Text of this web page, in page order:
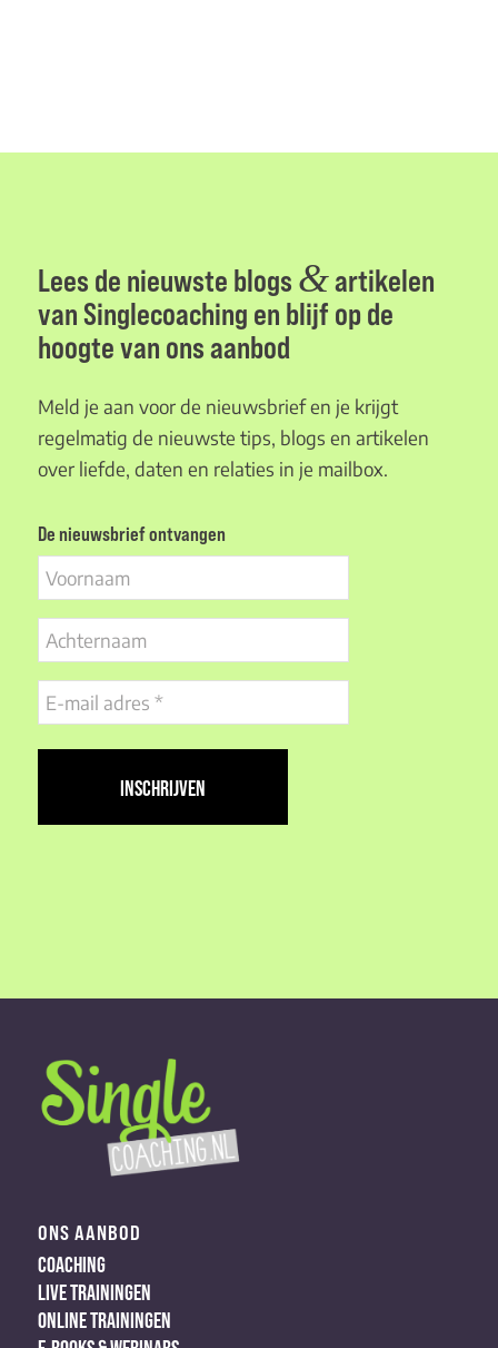
Lees de nieuwste blogs &artikelen
van Singlecoaching en blijf op de
hoogte van ons aanbod
Meld je aan voor de nieuwsbrief en je krijgt
regelmatig de nieuwste tips, blogs en artikelen
over liefde, daten en relaties in je mailbox.
De nieuwsbrief ontvangen
Voornaam
Achternaam
E-
mail
adres
ONS AANBOD
COACHING
LIVE TRAININGEN
ONLINE TRAININGEN